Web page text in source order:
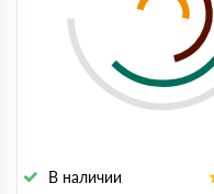
В наличии